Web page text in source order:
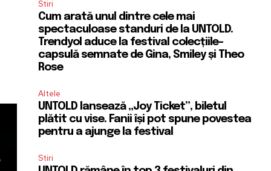
Stiri
Cum arată unul dintre cele mai
spectaculoase standuri de la UNTOLD.
Trendyol aduce la festival colecțiile-
capsulă semnate de Gina, Smiley și Theo
Rose
Altele
UNTOLD lansează „Joy Ticket”, biletul
plătit cu vise. Fanii își pot spune povestea
pentru a ajunge la festival
Stiri